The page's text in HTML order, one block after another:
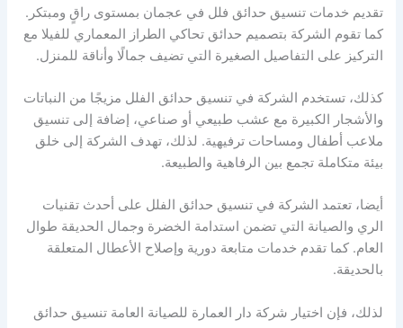
تقديم خدمات تنسيق حدائق فلل في عجمان بمستوى راقٍ ومبتكر.
كما تقوم الشركة بتصميم حدائق تحاكي الطراز المعماري للفيلا مع
التركيز على التفاصيل الصغيرة التي تضيف جمالًا وأناقة للمنزل.
كذلك، تستخدم الشركة في تنسيق حدائق الفلل مزيجًا من النباتات
والأشجار الكبيرة مع عشب طبيعي أو صناعي، إضافة إلى تنسيق
ملاعب أطفال ومساحات ترفيهية. لذلك، تهدف الشركة إلى خلق
بيئة متكاملة تجمع بين الرفاهية والطبيعة.
أيضا، تعتمد الشركة في تنسيق حدائق الفلل على أحدث تقنيات
الري والصيانة التي تضمن استدامة الخضرة وجمال الحديقة طوال
العام. كما تقدم خدمات متابعة دورية وإصلاح الأعطال المتعلقة
بالحديقة.
لذلك، فإن اختيار شركة دار العمارة للصيانة العامة تنسيق حدائق